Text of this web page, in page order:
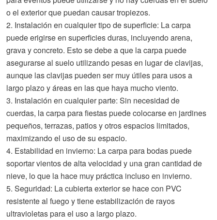
o el exterior que puedan causar tropiezos.
2. Instalación en cualquier tipo de superficie: La carpa
puede erigirse en superficies duras, incluyendo arena,
grava y concreto. Esto se debe a que la carpa puede
asegurarse al suelo utilizando pesas en lugar de clavijas,
aunque las clavijas pueden ser muy útiles para usos a
largo plazo y áreas en las que haya mucho viento.
3. Instalación en cualquier parte: Sin necesidad de
cuerdas, la carpa para fiestas puede colocarse en jardines
pequeños, terrazas, patios y otros espacios limitados,
maximizando el uso de su espacio.
4. Estabilidad en invierno: La carpa para bodas puede
soportar vientos de alta velocidad y una gran cantidad de
nieve, lo que la hace muy práctica incluso en invierno.
5. Seguridad: La cubierta exterior se hace con PVC
resistente al fuego y tiene estabilización de rayos
ultravioletas para el uso a largo plazo.